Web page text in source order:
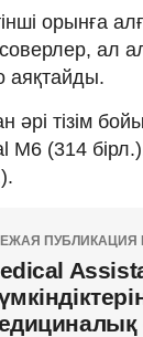
орынға
ал
аяқтайды.
әрі тізім
M6 (314
ПУБЛИКАЦИЯ